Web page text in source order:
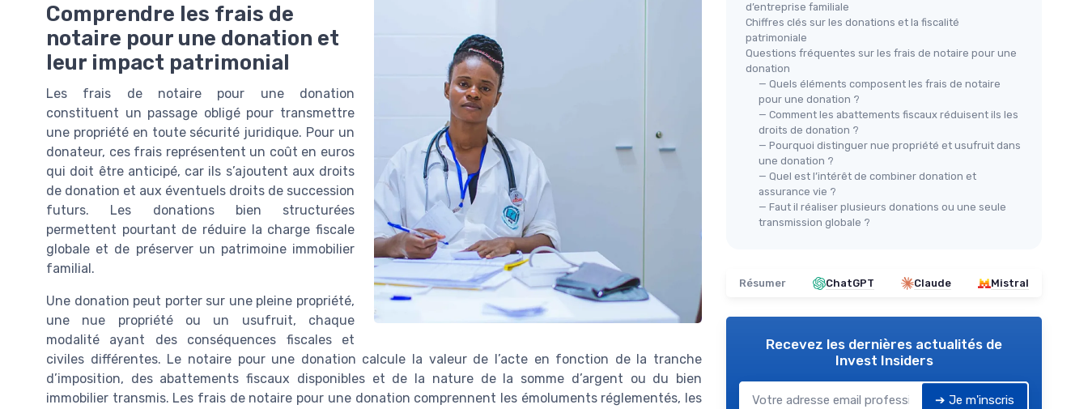
Comprendre les frais de
notaire pour une donation et
leur impact patrimonial
Les frais de notaire pour une donation
constituent un passage obligé pour transmettre
une propriété en toute sécurité juridique. Pour un
donateur, ces frais représentent un coût en euros
qui doit être anticipé, car ils s’ajoutent aux droits
de donation et aux éventuels droits de succession
futurs. Les donations bien structurées
permettent pourtant de réduire la charge fiscale
globale et de préserver un patrimoine immobilier
familial.
Une donation peut porter sur une pleine propriété,
une nue propriété ou un usufruit, chaque
modalité ayant des conséquences fiscales et
civiles différentes. Le notaire pour une donation calcule la valeur de l’acte en fonction de la tranche
d’imposition, des abattements fiscaux disponibles et de la nature de la somme d’argent ou du bien
immobilier transmis. Les frais de notaire pour une donation comprennent les émoluments réglementés, les
d’entreprise familiale
Chiffres clés sur les donations et la fiscalité
patrimoniale
Questions fréquentes sur les frais de notaire pour une
donation
— Quels éléments composent les frais de notaire
pour une donation ?
— Comment les abattements fiscaux réduisent ils les
droits de donation ?
— Pourquoi distinguer nue propriété et usufruit dans
une donation ?
— Quel est l’intérêt de combiner donation et
assurance vie ?
— Faut il réaliser plusieurs donations ou une seule
transmission globale ?
Résumer ChatGPT Claude Mistral
Recevez les dernières actualités de
Invest Insiders
➔ Je m'inscris